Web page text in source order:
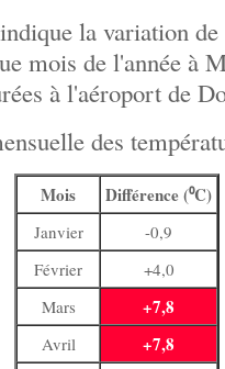
la variation
mois de l'année à
à l'aéroport de
des
Mois Différence (⁰C)
Janvier
-0,9
Février
+4,0
Mars
+7,8
Avril +7,8